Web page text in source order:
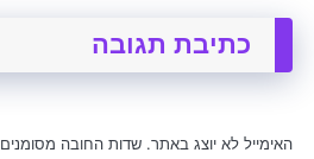
כתיבת תגובה
האימייל לא יוצג באתר. שדות החובה מסומנים